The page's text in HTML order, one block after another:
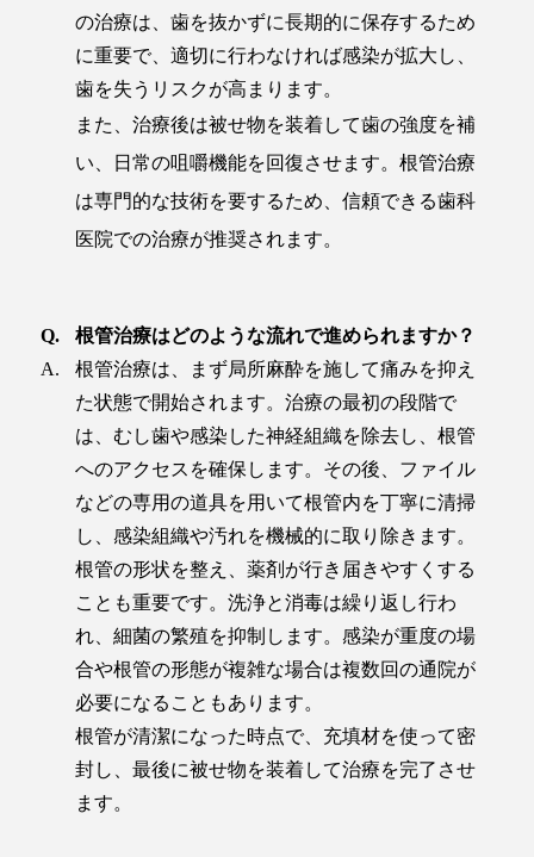
の治療は、歯を抜かずに長期的に保存するため
に重要で、適切に行わなければ感染が拡大し、
歯を失うリスクが高まります。
また、治療後は被せ物を装着して歯の強度を補
い、日常の咀嚼機能を回復させます。根管治療
は専門的な技術を要するため、信頼できる歯科
医院での治療が推奨されます。
根管治療はどのような流れで進められますか？
根管治療は、まず局所麻酔を施して痛みを抑え
た状態で開始されます。治療の最初の段階で
は、むし歯や感染した神経組織を除去し、根管
へのアクセスを確保します。その後、ファイル
などの専用の道具を用いて根管内を丁寧に清掃
し、感染組織や汚れを機械的に取り除きます。
根管の形状を整え、薬剤が行き届きやすくする
ことも重要です。洗浄と消毒は繰り返し行わ
れ、細菌の繁殖を抑制します。感染が重度の場
合や根管の形態が複雑な場合は複数回の通院が
必要になることもあります。
根管が清潔になった時点で、充填材を使って密
封し、最後に被せ物を装着して治療を完了させ
ます。